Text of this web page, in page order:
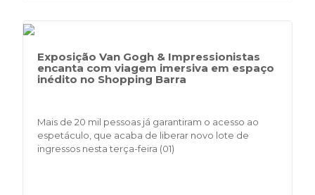
Exposição Van Gogh & Impressionistas
encanta com viagem imersiva em espaço
inédito no Shopping Barra
Mais de 20 mil pessoas já garantiram o acesso ao
espetáculo, que acaba de liberar novo lote de
ingressos nesta terça-feira (01)